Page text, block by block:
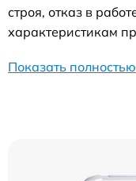
строя, отказ в
характеристикам
Показать полностью